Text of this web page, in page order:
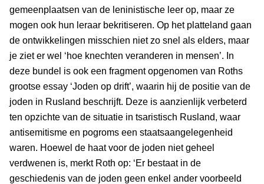
gemeenplaatsen van de leninistische leer op, maar ze
mogen ook hun leraar bekritiseren. Op het platteland gaan
de ontwikkelingen misschien niet zo snel als elders, maar
je ziet er wel ‘hoe knechten veranderen in mensen’. In
deze bundel is ook een fragment opgenomen van Roths
grootse essay ‘Joden op drift’, waarin hij de positie van de
joden in Rusland beschrijft. Deze is aanzienlijk verbeterd
ten opzichte van de situatie in tsaristisch Rusland, waar
antisemitisme en pogroms een staatsaangelegenheid
waren. Hoewel de haat voor de joden niet geheel
verdwenen is, merkt Roth op: ‘Er bestaat in de
geschiedenis van de joden geen enkel ander voorbeeld